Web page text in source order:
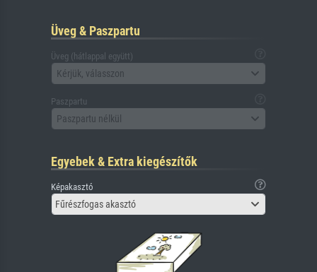
Üveg & Paszpartu
Üveg (hátlappal együtt)
Kérjük, válasszon
Paszpartu
Paszpartu nélkül
Egyebek & Extra kiegészítők
Képakasztó
Fűrészfogas akasztó